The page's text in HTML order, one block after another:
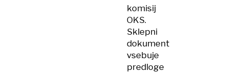
komisij
OKS.
Sklepni
dokument
vsebuje
predloge